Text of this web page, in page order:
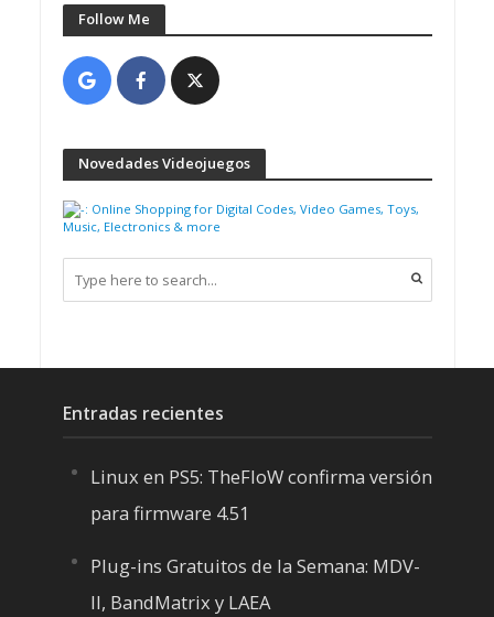
Follow Me
Novedades Videojuegos
Entradas recientes
Linux en PS5: TheFloW confirma versión
para firmware 4.51
Plug-ins Gratuitos de la Semana: MDV-
II, BandMatrix y LAEA